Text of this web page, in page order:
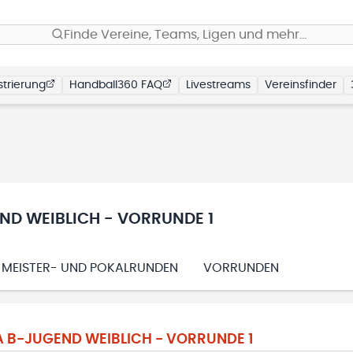
Finde Vereine, Teams, Ligen und mehr…
Handball360 FAQ Livestreams Vereinsfinder
WEIBLICH - VORRUNDE 1
MEISTER- UND POKALRUNDEN VORRUNDEN
B-JUGEND WEIBLICH - VORRUNDE 1